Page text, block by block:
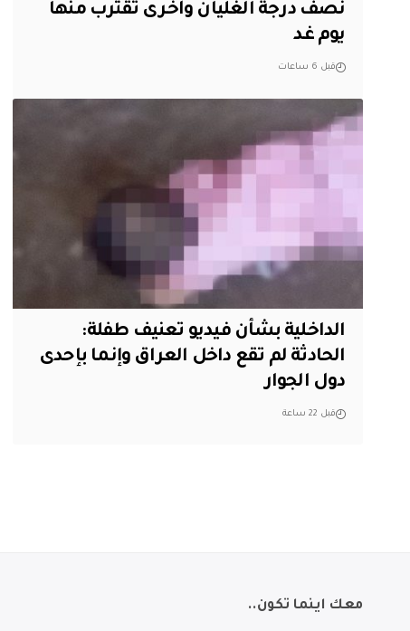
نصف درجة الغليان وأخرى تقترب منها
يوم غد
قبل 6 ساعات
الداخلية بشأن فيديو تعنيف طفلة:
الحادثة لم تقع داخل العراق وإنما بإحدى
دول الجوار
قبل 22 ساعة
معك اينما تكون..